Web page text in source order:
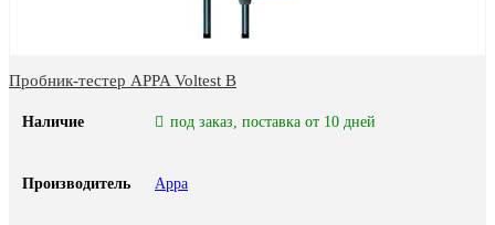
Пробник-тестер APPA Voltest B
Наличие под заказ, поставка от 10 дней
Производитель Appa